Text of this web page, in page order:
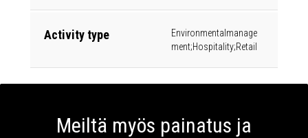
Activity type
Environmentalmanage
ment;Hospitality;Retail
Meiltä myös painatus ja